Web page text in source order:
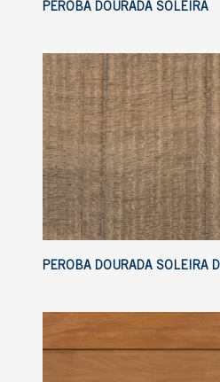
PEROBA DOURADA SOLEIRA
PEROBA DOURADA SOLEIRA